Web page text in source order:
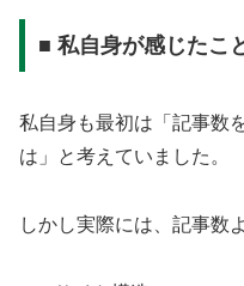
■ 私自身が感じたこ
私自身も最初は「記事数
は」と考えていました。
しかし実際には、記事数